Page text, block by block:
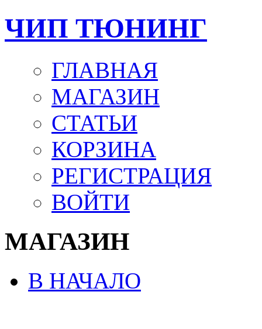
ЧИП ТЮНИНГ
ГЛАВНАЯ
МАГАЗИН
СТАТЬИ
КОРЗИНА
РЕГИСТРАЦИЯ
ВОЙТИ
МАГАЗИН
В НАЧАЛО